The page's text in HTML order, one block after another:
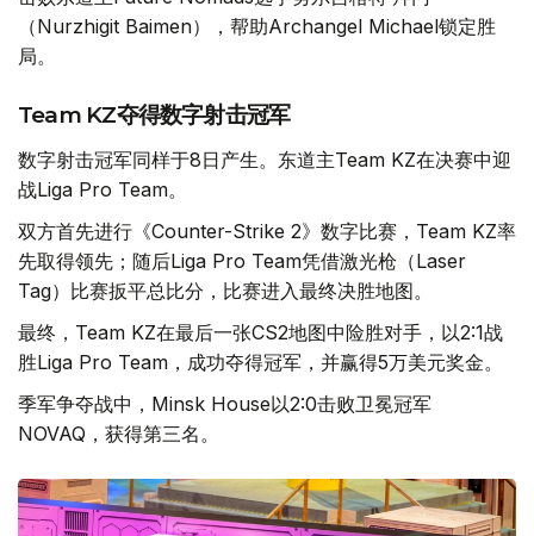
（Nurzhigit Baimen），帮助Archangel Michael锁定胜
局。
Team KZ夺得数字射击冠军
数字射击冠军同样于8日产生。东道主Team KZ在决赛中迎
战Liga Pro Team。
双方首先进行《Counter-Strike 2》数字比赛，Team KZ率
先取得领先；随后Liga Pro Team凭借激光枪（Laser
Tag）比赛扳平总比分，比赛进入最终决胜地图。
最终，Team KZ在最后一张CS2地图中险胜对手，以2:1战
胜Liga Pro Team，成功夺得冠军，并赢得5万美元奖金。
季军争夺战中，Minsk House以2:0击败卫冕冠军
NOVAQ，获得第三名。